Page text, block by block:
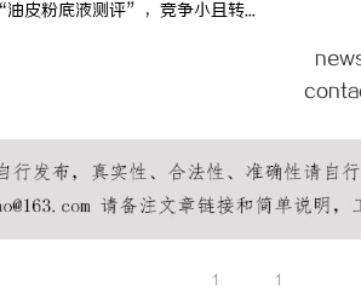
皮粉底液测评”，竞争小且转...
1 1